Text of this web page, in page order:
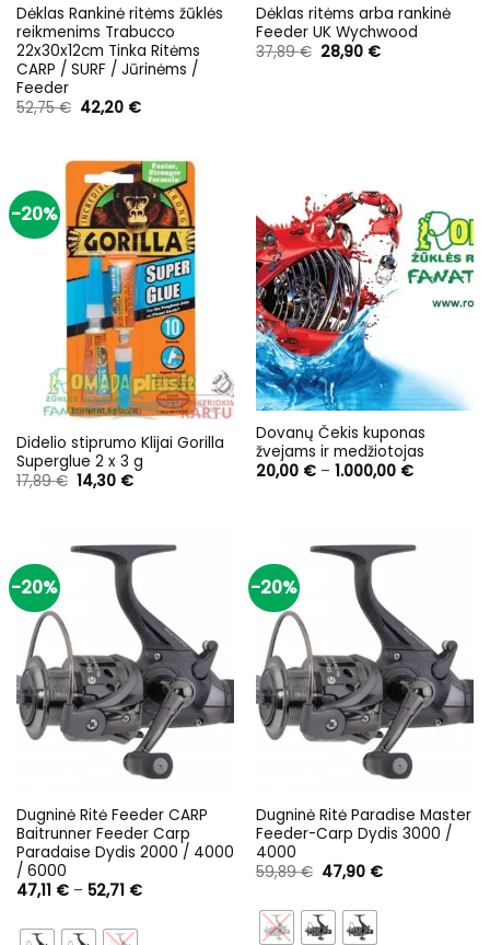
Dėklas Rankinė ritėms žūklės
reikmenims Trabucco
22x30x12cm Tinka Ritėms
CARP / SURF / Jūrinėms /
Feeder
52,75€ Original
price
42,20 €Current
Dėklas ritėms arba rankinė
Feeder UK Wychwood
37,89€ Original
price
28,90 €Current
-20%
Didelio stiprumo Klijai Gorilla
Superglue 2 x 3 g
17,89€ Original
price
14,30 €Current
Dovanų Čekis kuponas
žvejams ir medžiotojas
20,00 € – 1.000,00 €Price
-20%
Dugninė Ritė Feeder CARP
Baitrunner Feeder Carp
Paradaise Dydis 2000 / 4000
/ 6000
47,11 € – 52,71 €Price
-20%
Dugninė Ritė Paradise Master
Feeder-Carp Dydis 3000 /
4000
59,89€ Original
price
59,89 €.
47,90 €Current